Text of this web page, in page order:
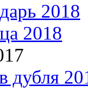
2018
2018
дубля